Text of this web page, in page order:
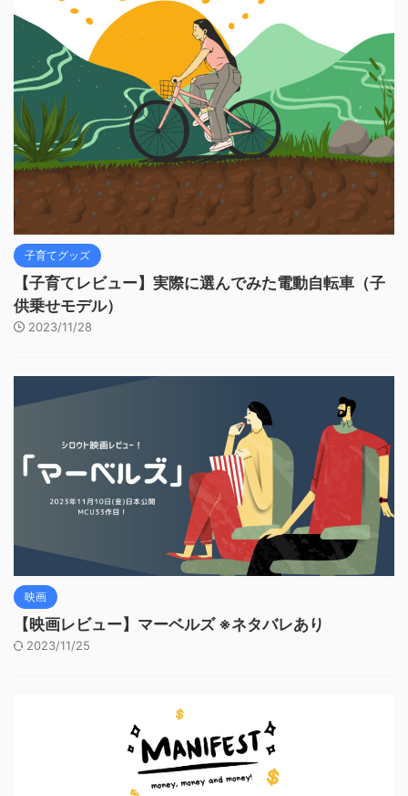
子育てグッズ
【子育てレビュー】実際に選んでみた電動自転車（子
供乗せモデル）
2023/11/28
映画
【映画レビュー】マーベルズ ※ネタバレあり
2023/11/25